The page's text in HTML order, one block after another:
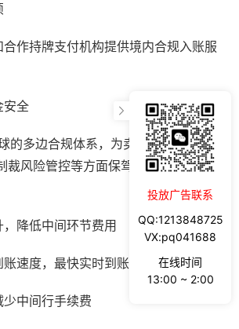
作持牌支付机构提供境内合规入账服
安全
的多边合规体系，为卖家在交易风险管
裁风险管控等方面保驾护航，全方位保
降低中间环节费用
速度，最快实时到账
中间行手续费
投放广告联系
QQ:1213848725
VX:pq041688
在线时间
13:00 ~ 2:00